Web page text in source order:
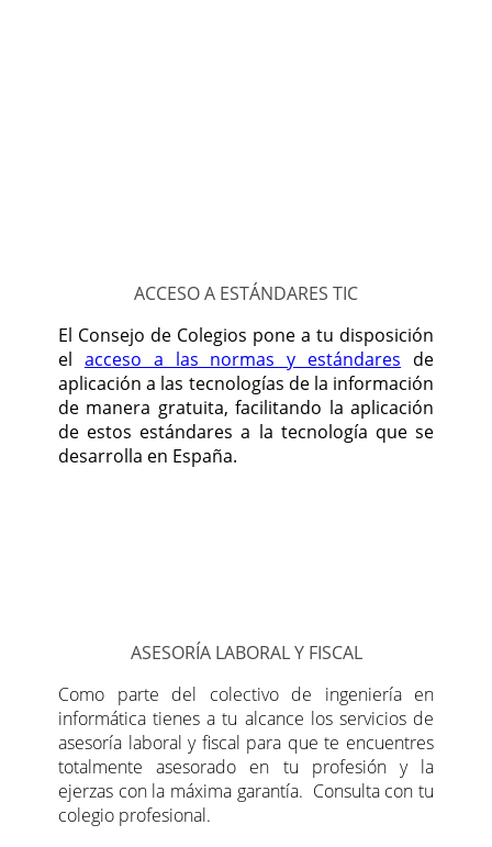
ACCESO A ESTÁNDARES TIC
El Consejo de Colegios pone a tu disposición
el acceso a las normas y estándares de
aplicación a las tecnologías de la información
de manera gratuita, facilitando la aplicación
de estos estándares a la tecnología que se
desarrolla en España.
ASESORÍA LABORAL Y FISCAL
Como parte del colectivo de ingeniería en
informática tienes a tu alcance los servicios de
asesoría laboral y fiscal para que te encuentres
totalmente asesorado en tu profesión y la
ejerzas con la máxima garantía. Consulta con tu
colegio profesional.